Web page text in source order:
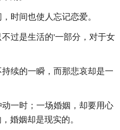
时间也使人忘记恋爱。
过是生活的'一部分，对于女
续的一瞬，而那悲哀却是一
一时；一场婚姻，却要用心
婚姻却是现实的。